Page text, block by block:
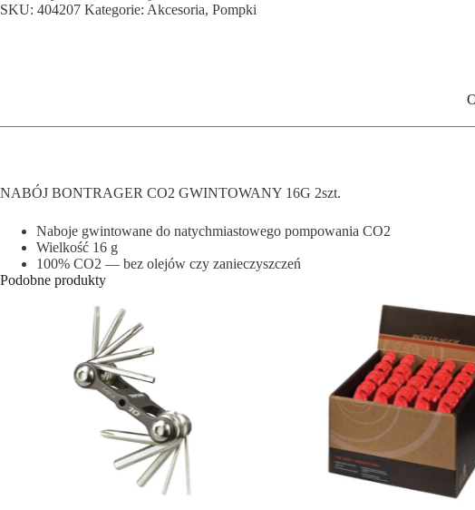
SKU: 404207 Kategorie: Akcesoria, Pompki
NABÓJ BONTRAGER CO2 GWINTOWANY 16G 2szt.
Naboje gwintowane do natychmiastowego pompowania CO2
Wielkość 16 g
100% CO2 — bez olejów czy zanieczyszczeń
Podobne produkty